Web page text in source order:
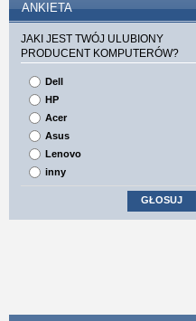
ANKIETA
JAKI JEST TWÓJ ULUBIONY
PRODUCENT KOMPUTERÓW?
Dell
HP
Acer
Asus
Lenovo
inny
GŁOSUJ